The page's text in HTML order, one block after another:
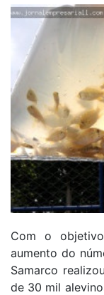
Com o
aumento do
Samarco
de 30 mil